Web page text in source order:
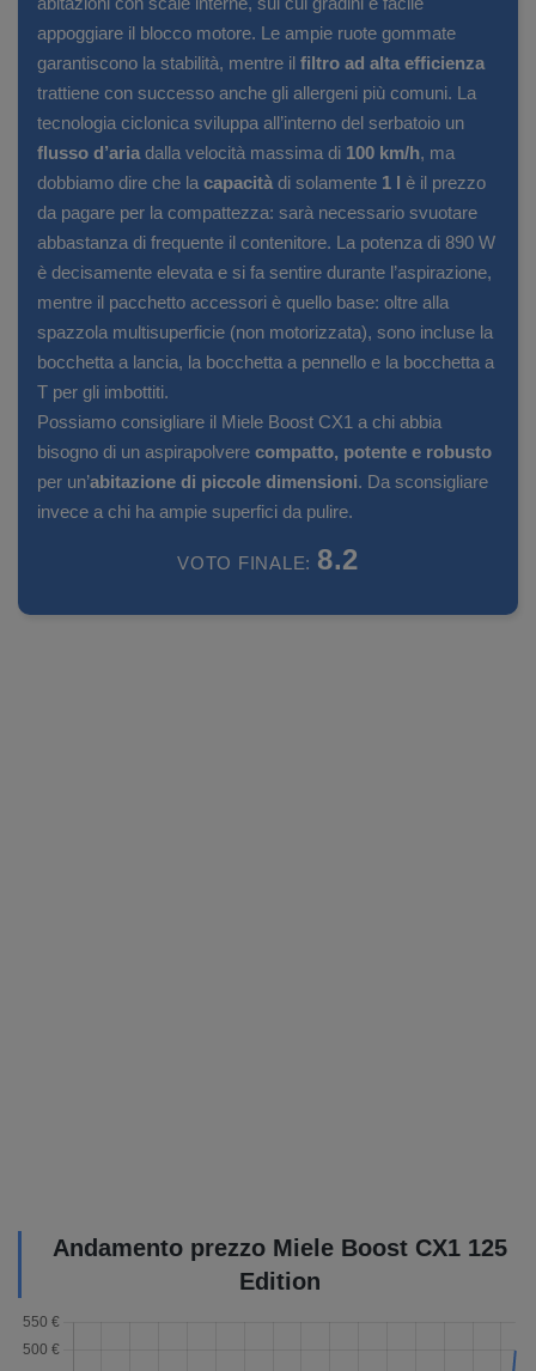
appoggiare il blocco motore. Le ampie ruote gommate
garantiscono la stabilità, mentre il filtro ad alta efficienza
trattiene con successo anche gli allergeni più comuni. La
tecnologia ciclonica sviluppa all’interno del serbatoio un
flusso d’aria dalla velocità massima di 100 km/h, ma
dobbiamo dire che la capacità di solamente 1 l è il prezzo
da pagare per la compattezza: sarà necessario svuotare
abbastanza di frequente il contenitore. La potenza di 890 W
è decisamente elevata e si fa sentire durante l’aspirazione,
mentre il pacchetto accessori è quello base: oltre alla
spazzola multisuperficie (non motorizzata), sono incluse la
bocchetta a lancia, la bocchetta a pennello e la bocchetta a
T per gli imbottiti.
Possiamo consigliare il Miele Boost CX1 a chi abbia
bisogno di un aspirapolvere compatto, potente e robusto
per un’abitazione di piccole dimensioni. Da sconsigliare
invece a chi ha ampie superfici da pulire.
VOTO FINALE: 8.2
Andamento prezzo Miele Boost CX1 125
Edition